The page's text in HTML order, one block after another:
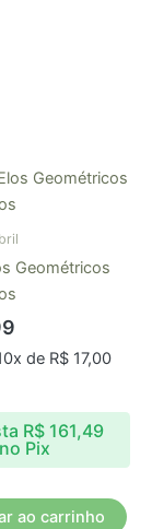
Geométricos
de R$17,00
R$161,49
no Pix
ao carrinho